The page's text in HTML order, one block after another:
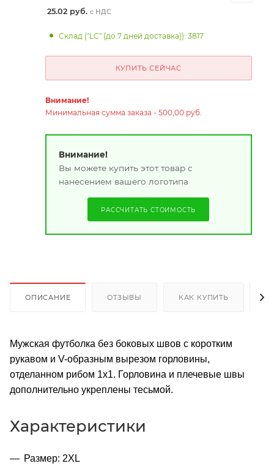
25.02 руб. с НДС
Склад ("LC" (до 7 дней доставка)): 3817
КУПИТЬ СЕЙЧАС
Внимание!
Минимальная сумма заказа - 500,00 руб.
Внимание!
Вы можете купить этот товар с
нанесением вашего логотипа
РАССЧИТАТЬ СТОИМОСТЬ
ОПИСАНИЕ ОТЗЫВЫ КАК КУПИТЬ
Мужская футболка без боковых швов с коротким
рукавом и V-образным вырезом горловины,
отделанном рибом 1х1. Горловина и плечевые швы
дополнительно укреплены тесьмой.
Характеристики
Размер: 2XL